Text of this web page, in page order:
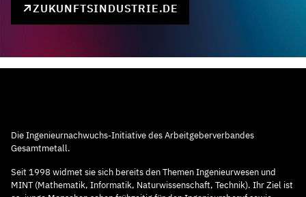
ZUKUNFTSINDUSTRIE.DE
Die Ingenieurnachwuchs-Initiative des Arbeitgeberverbandes
Gesamtmetall.
Seit 1998 widmet sie sich bereits den Themen Ingenieurwesen und
MINT (Mathematik, Informatik, Naturwissenschaft, Technik). Ihr Ziel ist